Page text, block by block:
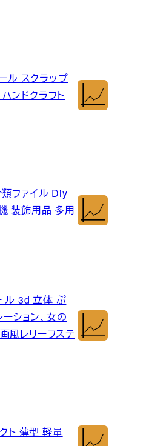
ル スクラップ
ンドクラフト
ファイル Diy
装飾用品 多用
ル 3d 立体 ぷ
ション、女の
風レリーフステ
ト 薄型 軽量